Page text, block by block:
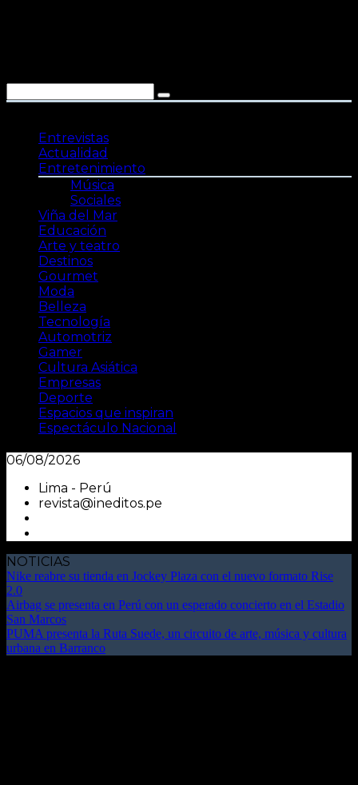
Entrevistas
Actualidad
Entretenimiento
Música
Sociales
Viña del Mar
Educación
Arte y teatro
Destinos
Gourmet
Moda
Belleza
Tecnología
Automotriz
Gamer
Cultura Asiática
Empresas
Deporte
Espacios que inspiran
Espectáculo Nacional
06/08/2026
Lima - Perú
revista@ineditos.pe
NOTICIAS
Nike reabre su tienda en Jockey Plaza con el nuevo formato Rise
2.0
Airbag se presenta en Perú con un esperado concierto en el Estadio
San Marcos
PUMA presenta la Ruta Suede, un circuito de arte, música y cultura
urbana en Barranco